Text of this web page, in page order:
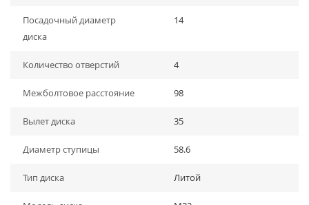
Посадочный диаметр
диска
14
Количество отверстий 4
Межболтовое расстояние 98
Вылет диска 35
Диаметр ступицы 58.6
Тип диска Литой